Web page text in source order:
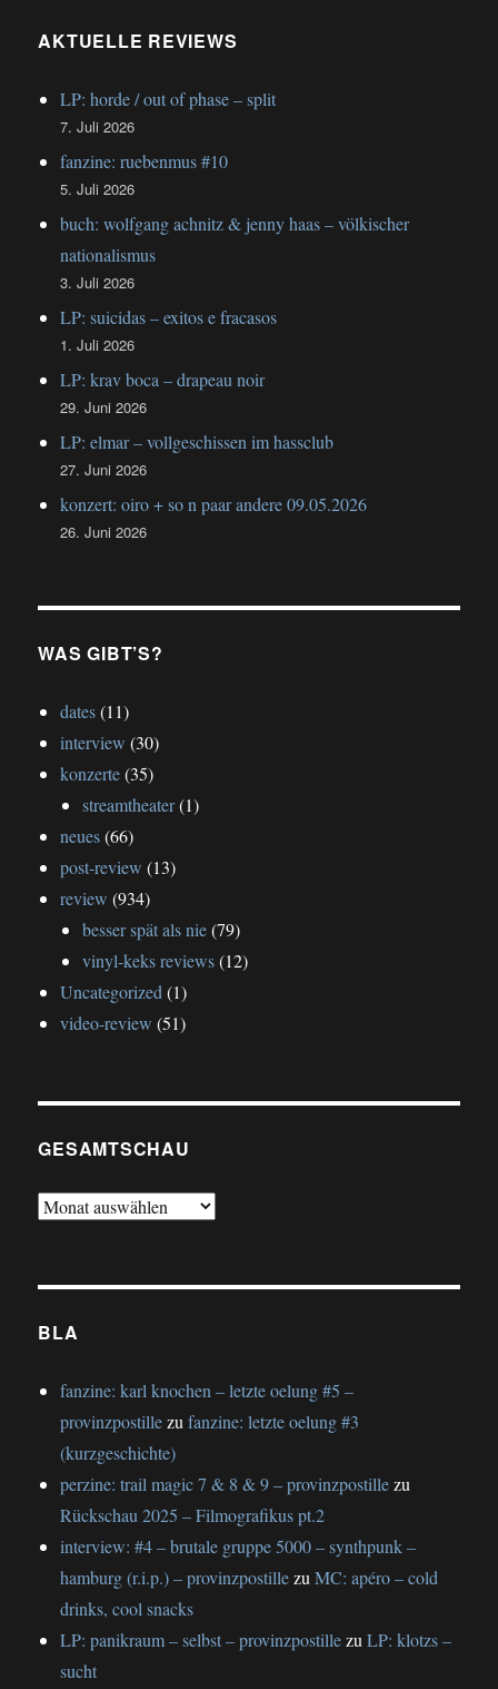
AKTUELLE REVIEWS
LP: horde / out of phase – split
7. Juli 2026
fanzine: ruebenmus #10
5. Juli 2026
buch: wolfgang achnitz & jenny haas – völkischer
nationalismus
3. Juli 2026
LP: suicidas – exitos e fracasos
1. Juli 2026
LP: krav boca – drapeau noir
29. Juni 2026
LP: elmar – vollgeschissen im hassclub
27. Juni 2026
konzert: oiro + so n paar andere 09.05.2026
26. Juni 2026
WAS GIBT’S?
dates(11)
interview (30)
konzerte(35)
streamtheater(1)
neues(66)
post-review (13)
review (934)
besser spät als nie(79)
vinyl-keks reviews(12)
Uncategorized(1)
video-review (51)
GESAMTSCHAU
gesamtschau
BLA
fanzine: karl knochen – letzte oelung #5 –
provinzpostillezufanzine: letzte oelung #3
(kurzgeschichte)
perzine: trail magic 7 & 8 & 9 – provinzpostillezu
Rückschau 2025 – Filmografikus pt.2
interview: #4 – brutale gruppe 5000 – synthpunk –
hamburg (r.i.p.) – provinzpostillezuMC: apéro – cold
drinks, cool snacks
LP: panikraum – selbst – provinzpostillezuLP: klotzs –
sucht